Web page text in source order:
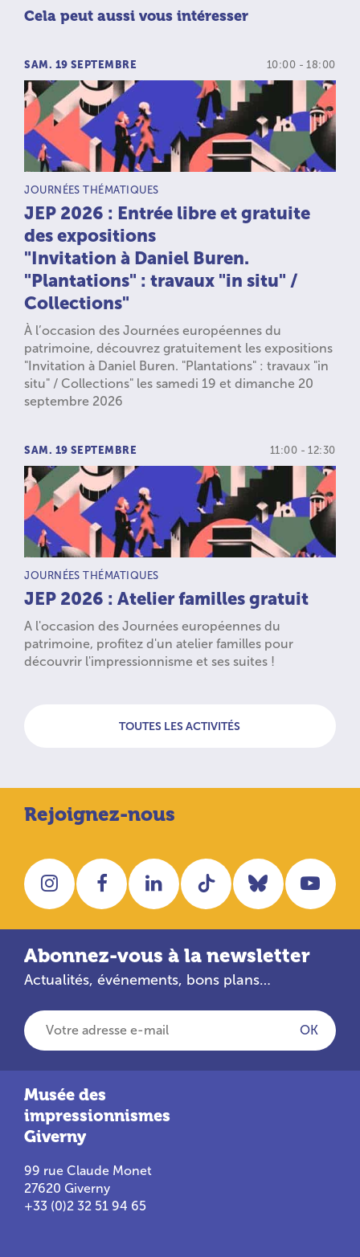
Cela peut aussi vous intéresser
SAM. 19 SEPTEMBRE 10:00 - 18:00
TYPE D’ACTIVITÉ :
JOURNÉES THÉMATIQUES
JEP 2026 : Entrée libre et gratuite
des expositions
"Invitation à Daniel Buren.
"Plantations" : travaux "in situ" /
Collections"
À l’occasion des Journées européennes du
patrimoine, découvrez gratuitement les expositions
"Invitation à Daniel Buren. "Plantations" : travaux "in
situ" / Collections" les samedi 19 et dimanche 20
septembre 2026
SAM. 19 SEPTEMBRE 11:00 - 12:30
TYPE D’ACTIVITÉ :
JOURNÉES THÉMATIQUES
JEP 2026 : Atelier familles gratuit
A l'occasion des Journées européennes du
patrimoine, profitez d'un atelier familles pour
découvrir l'impressionnisme et ses suites !
TOUTES LES ACTIVITÉS
Rejoignez-nous
InstagramFacebookLinkedInTiktok Bluesky
Abonnez-vous à la newsletter
Actualités, événements, bons plans…
Votre adresse e-mail
OK
Musée des
impressionnismes
Giverny
99 rue Claude Monet
27620 Giverny
+33 (0)2 32 51 94 65